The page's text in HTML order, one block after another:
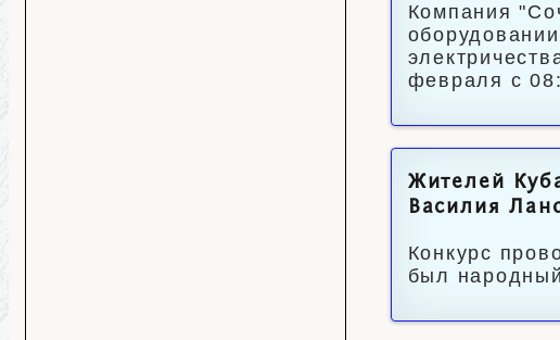
Компания
февраля с
Жителей
Василия
Конкурс
был